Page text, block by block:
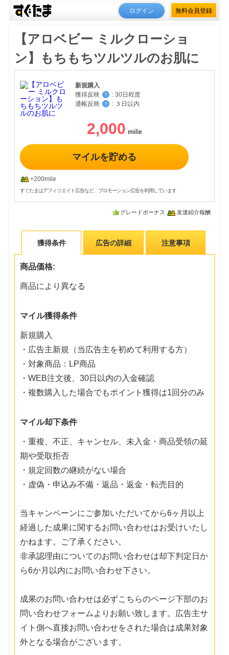
ログイン 無料会員登録
【アロベビー ミルクローショ
ン】もちもちツルツルのお肌に
新規購入
獲得反映
？ : 30日程度
通帳反映
？ : ３日以内
2,000
マイルを貯める
+200mile
すぐたまはアフィリエイト広告など、プロモーション広告を利用しています
グレードボーナス 友達紹介報酬
獲得条件 広告の詳細 注意事項
商品価格:
商品により異なる
マイル獲得条件
新規購入
・広告主新規（当広告主を初めて利用する方）
・対象商品：LP商品
・WEB注文後、30日以内の入金確認
・複数購入した場合でもポイント獲得は1回分のみ
マイル却下条件
・重複、不正、キャンセル、未入金・商品受領の延
期や受取拒否
・規定回数の継続がない場合
・虚偽・申込み不備・返品・返金・転売目的
当キャンペーンにご参加いただいてから6ヶ月以上
経過した成果に関するお問い合わせはお受けいたし
かねます。ご了承ください。
非承認理由についてのお問い合わせは却下判定日か
ら6か月以内にお問い合わせ下さい。
成果のお問い合わせは必ずこちらのページ下部のお
問い合わせフォームよりお願い致します。広告主サ
イト側へ直接お問い合わせをされた場合は成果対象
外となる場合がございます。